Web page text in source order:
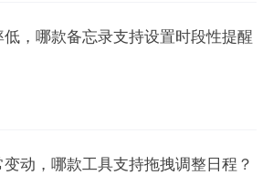
，哪款备忘录支持设置时段性提醒
动，哪款工具支持拖拽调整日程？